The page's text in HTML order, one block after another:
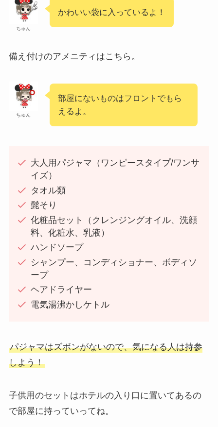
ちゅん
かわいい袋に入っているよ！
備え付けのアメニティはこちら。
ちゅん
部屋にないものはフロントでもら
えるよ。
大人用パジャマ（ワンピースタイプ/ワンサ
イズ）
タオル類
髭そり
化粧品セット（クレンジングオイル、洗顔
料、化粧水、乳液）
ハンドソープ
シャンプー、コンディショナー、ボディソ
ープ
ヘアドライヤー
電気湯沸かしケトル
パジャマはズボンがないので、気になる人は持参
しよう！
子供用のセットはホテルの入り口に置いてあるの
で部屋に持っていってね。